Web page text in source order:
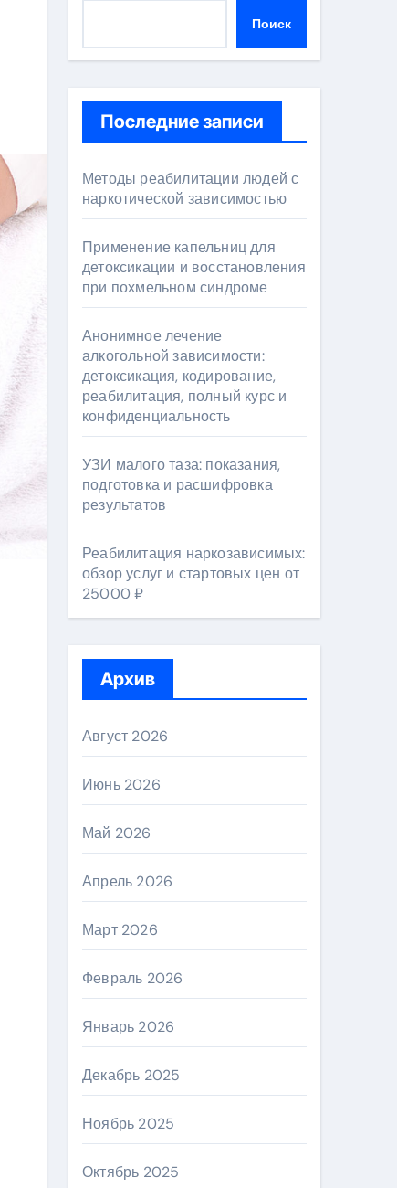
Поиск
Последние записи
Методы реабилитации людей с
наркотической зависимостью
Применение капельниц для
детоксикации и восстановления
при похмельном синдроме
Анонимное лечение
алкогольной зависимости:
детоксикация, кодирование,
реабилитация, полный курс и
конфиденциальность
УЗИ малого таза: показания,
подготовка и расшифровка
результатов
Реабилитация наркозависимых:
обзор услуг и стартовых цен от
25000 ₽
Архив
Август 2026
Июнь 2026
Май 2026
Апрель 2026
Март 2026
Февраль 2026
Январь 2026
Декабрь 2025
Ноябрь 2025
Октябрь 2025